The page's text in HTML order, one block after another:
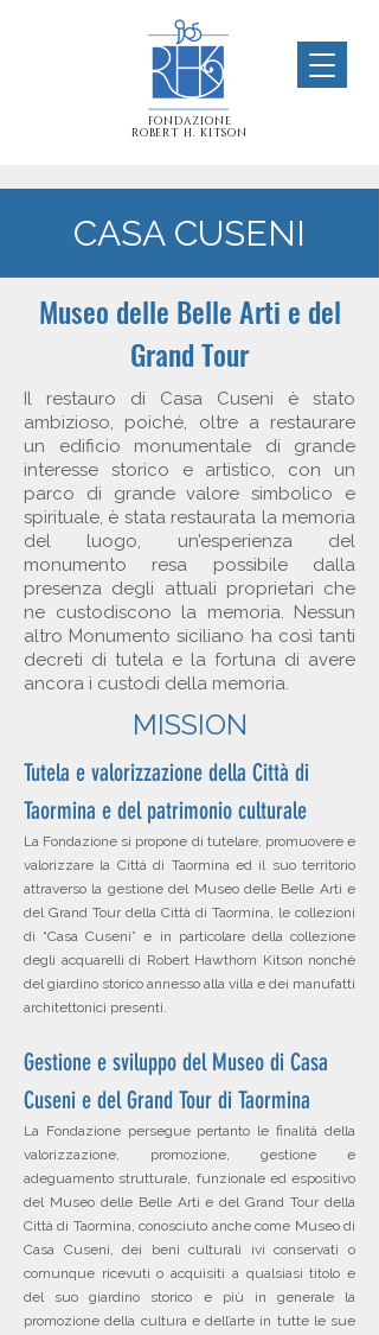
FONDAZIONE
ROBERT H. KITSON
CASA CUSENI
Museo delle Belle Arti e del
Grand Tour
Il restauro di Casa Cuseni è stato
ambizioso, poiché, oltre a restaurare
un edificio monumentale di grande
interesse storico e artistico, con un
parco di grande valore simbolico e
spirituale, è stata restaurata la memoria
del luogo, un’esperienza del
monumento resa possibile dalla
presenza degli attuali proprietari che
ne custodiscono la memoria. Nessun
altro Monumento siciliano ha così tanti
decreti di tutela e la fortuna di avere
ancora i custodi della memoria.​
MISSION
Tutela e valorizzazione della Città di
Taormina e del patrimonio culturale
La Fondazione si propone di tutelare, promuovere e
valorizzare la Città di Taormina ed il suo territorio
attraverso la gestione del Museo delle Belle Arti e
del Grand Tour della Città di Taormina, le collezioni
di “Casa Cuseni” e in particolare della collezione
degli acquarelli di Robert Hawthorn Kitson nonchè
del giardino storico annesso alla villa e dei manufatti
architettonici presenti.
Gestione e sviluppo del Museo di Casa
Cuseni e del Grand Tour di Taormina
La Fondazione persegue pertanto le finalità della
valorizzazione, promozione, gestione e
adeguamento strutturale, funzionale ed espositivo
del Museo delle Belle Arti e del Grand Tour della
Città di Taormina, conosciuto anche come Museo di
Casa Cuseni, dei beni culturali ivi conservati o
comunque ricevuti o acquisiti a qualsiasi titolo e
del suo giardino storico e più in generale la
promozione della cultura e dell’arte in tutte le sue